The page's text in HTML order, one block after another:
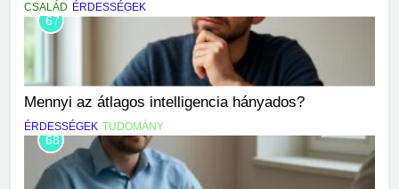
CSALÁD ÉRDESSÉGEK
67
Mennyi az átlagos intelligencia hányados?
ÉRDESSÉGEK TUDOMÁNY
68